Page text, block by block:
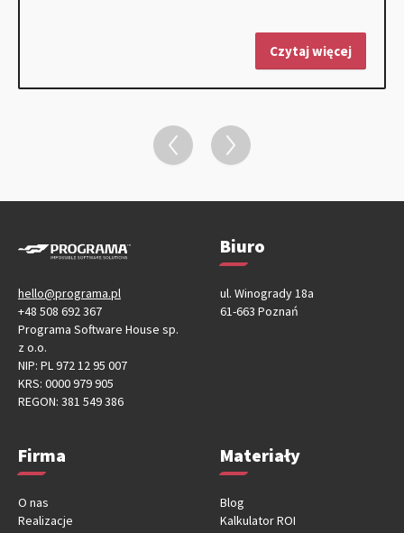
Czytaj więcej
hello@programa.pl
+48 508 692 367
Programa Software House sp.
z o.o.
NIP: PL 972 12 95 007
KRS: 0000 979 905
REGON: 381 549 386
Biuro
ul. Winogrady 18a
61-663 Poznań
Firma
O nas
Realizacje
Materiały
Blog
Kalkulator ROI